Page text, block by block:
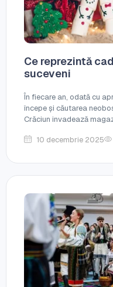
Ce reprezintă
suceveni
În fiecare an, odată cu
începe și căutarea
Crăciun invadează
10 decembrie 2025